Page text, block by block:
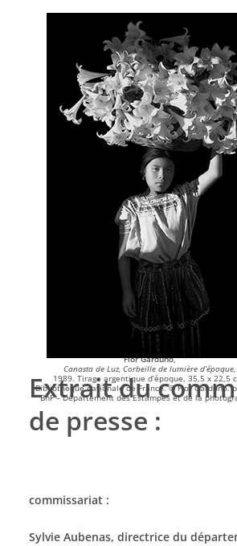
Flor Garduño,
Canasta de Luz, Corbeille de lumière d’époque,
1989. Tirage argentique d’époque, 35,5 x 22,5
Bibliothèque nationale de France. © Flor Garduno.
BnF – Département des Estampes et de la
Extrait du
de presse :
commissariat :
Sylvie Aubenas, directrice du